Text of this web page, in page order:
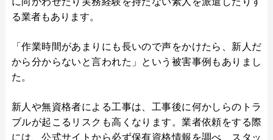
る業者もあります。
「作業時間があまりにも長いので声をかけたら、新人だ
から分からないと言われた」という被害事例もありまし
た。
新人や無資格者による工事は、工事後に何かしらのトラ
ブルが起こるリスクも高くなります。業者依頼をする際
には、公式サイトから必ず保有資格情報を調べ、スタッ